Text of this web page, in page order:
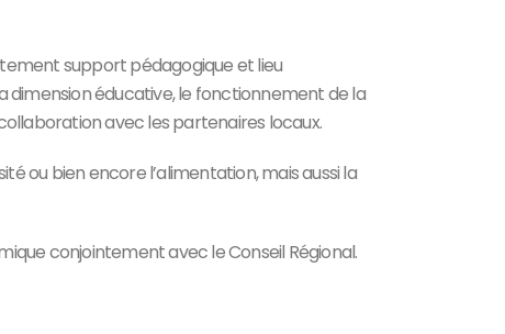
support pédagogique et lieu
dimension éducative, le fonctionnement de la
avec les partenaires locaux.
ou bien encore l’alimentation, mais aussi la
conjointement avec le Conseil Régional.